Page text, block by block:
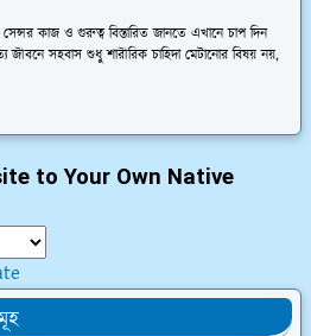
কাজ ও গুরুত্ব বিস্তারিত জানতে এখানে চাপ দিন
জীবনে সহবাস শুধু শারীরিক চাহিদা মেটানোর বিষয় নয়,
to Your Own Native